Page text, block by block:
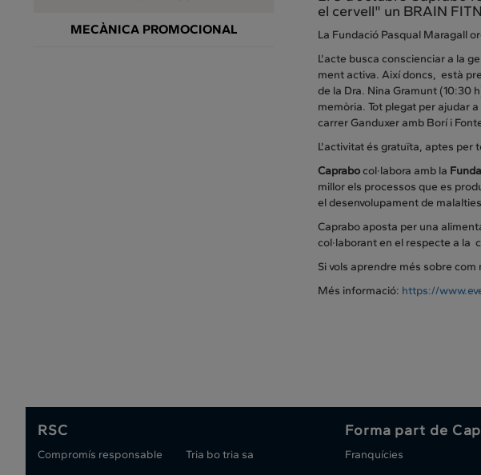
MECÀNICA PROMOCIONAL
el cervell" un BRAIN
La Fundació Pasqual Maragall
L'acte busca conscienciar a la
ment activa. Així doncs, està
de la Dra. Nina Gramunt (10:30
memòria. Tot plegat per ajudar
carrer Ganduxer amb Borí i
L'activitat és gratuïta, aptes per
Caprabocol·labora amb la
millor els processos que es
el desenvolupament de
Caprabo aposta per una
col·laborant en el respecte a la
Si vols aprendre més sobre
Més informació: https://
RSC
Compromís responsable Tria bo tria sa
Forma part de
Franquícies